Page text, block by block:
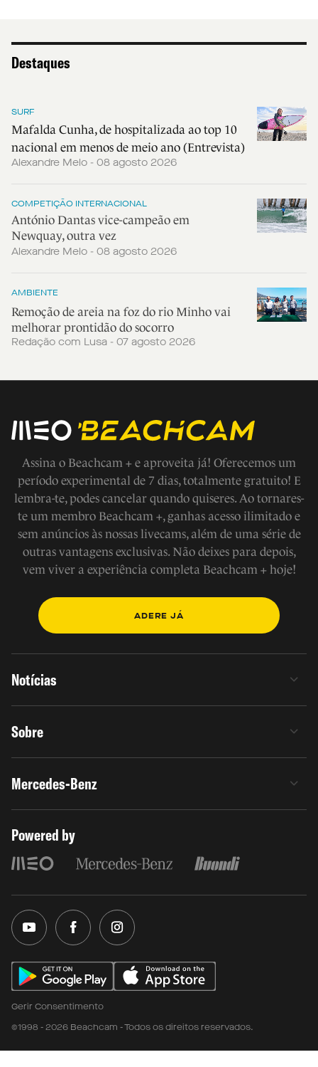
Destaques
SURF
Mafalda Cunha, de hospitalizada ao top 10
nacional em menos de meio ano (Entrevista)
Alexandre Melo - 08 agosto 2026
COMPETIÇÃO INTERNACIONAL
António Dantas vice-campeão em
Newquay, outra vez
Alexandre Melo - 08 agosto 2026
AMBIENTE
Remoção de areia na foz do rio Minho vai
melhorar prontidão do socorro
Redação com Lusa - 07 agosto 2026
Assina o Beachcam + e aproveita já! Oferecemos um
período experimental de 7 dias, totalmente gratuito! E
lembra-te, podes cancelar quando quiseres. Ao tornares-
te um membro Beachcam +, ganhas acesso ilimitado e
sem anúncios às nossas livecams, além de uma série de
outras vantagens exclusivas. Não deixes para depois,
vem viver a experiência completa Beachcam + hoje!
ADERE JÁ
Notícias
Sobre
Mercedes-Benz
Powered by
Gerir Consentimento
©1998 - 2026 Beachcam - Todos os direitos reservados.